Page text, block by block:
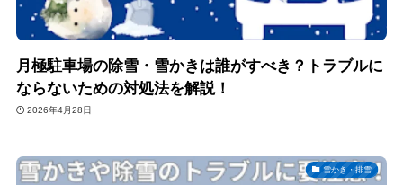
月極駐車場の除雪・雪かきは誰がすべき？トラブルに
ならないための対処法を解説！
2026年4月28日
雪かき・排雪